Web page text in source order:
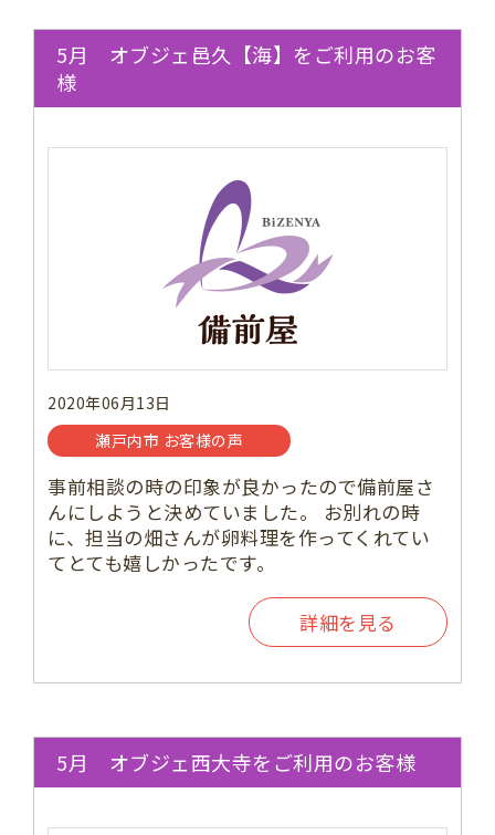
5月 オブジェ邑久【海】をご利用のお客
様
2020年06月13日
瀬戸内市 お客様の声
事前相談の時の印象が良かったので備前屋さ
んにしようと決めていました。 お別れの時
に、担当の畑さんが卵料理を作ってくれてい
てとても嬉しかったです。
詳細を見る
5月 オブジェ西大寺をご利用のお客様